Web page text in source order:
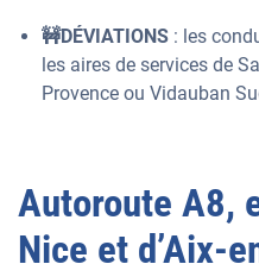
🚧DÉVIATIONS : les
les aires de services de
Provence ou Vidauban
Autoroute A8,
Nice et d’Aix-